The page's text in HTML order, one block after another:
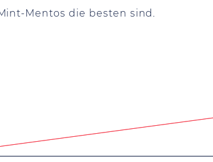
Mentos die besten sind.